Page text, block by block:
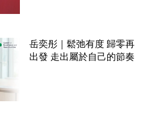
岳奕彤｜鬆弛有度 歸零再
出發 走出屬於自己的節奏